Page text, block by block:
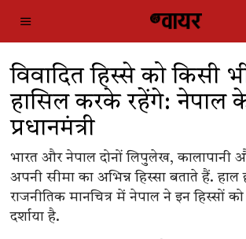
विवादित हिस्से को किसी
हासिल करके रहेंगे: नेपाल
प्रधानमंत्री
भारत और नेपाल दोनों लिपुलेख, कालापानी
अपनी सीमा का अभिन्न हिस्सा बताते हैं. हाल
राजनीतिक मानचित्र में नेपाल ने इन हिस्सों को
दर्शाया है.